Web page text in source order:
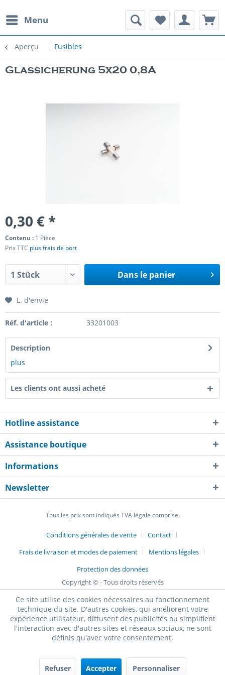
Menu
Aperçu Fusibles
Glassicherung 5x20 0,8A
0,30 € *
Contenu : 1 Pièce
Prix TTC plus frais de port
Dans le panier
L. d'envie
Réf. d'article : 33201003
Description
plus
Les clients ont aussi acheté
Hotline assistance
Assistance boutique
Informations
Newsletter
Tous les prix sont indiqués TVA légale comprise.
Conditions générales de vente
Contact
Frais de livraison et modes de paiement
Mentions légales
Protection des données
Copyright © - Tous droits réservés
Ce site utilise des cookies nécessaires au fonctionnement
technique du site. D'autres cookies, qui améliorent votre
expérience utilisateur, diffusent des publicités ou simplifient
l'interaction avec d'autres sites et réseaux sociaux, ne sont
définis qu'avec votre consentement.
Refuser Accepter Personnaliser